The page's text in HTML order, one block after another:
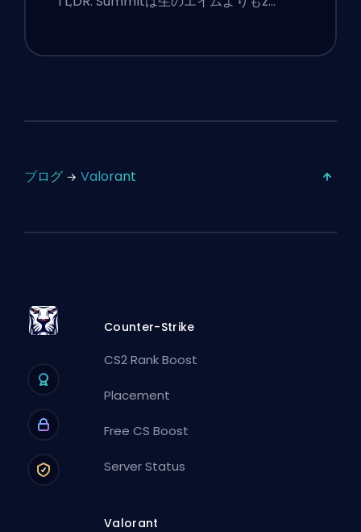
ブログ Valorant
Counter-Strike
CS2 Rank Boost
Placement
Free CS Boost
Server Status
Valorant